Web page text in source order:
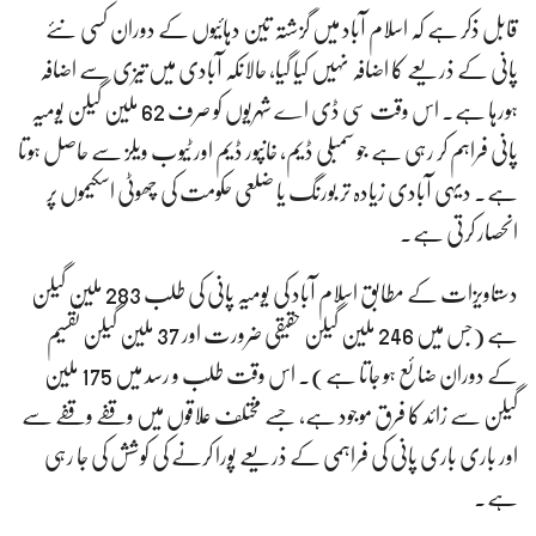
قابل ذکر ہے کہ اسلام آباد میں گزشتہ تین دہائیوں کے دوران کسی نئے
پانی کے ذریعے کا اضافہ نہیں کیا گیا، حالانکہ آبادی میں تیزی سے اضافہ
ہورہا ہے۔ اس وقت سی ڈی اے شہریوں کو صرف 62 ملین گیلن یومیہ
پانی فراہم کر رہی ہے جو سمبلی ڈیم، خانپور ڈیم اور ٹیوب ویلز سے حاصل ہوتا
ہے۔ دیہی آبادی زیادہ تر بورنگ یا ضلعی حکومت کی چھوٹی اسکیموں پر
انحصار کرتی ہے۔
دستاویزات کے مطابق اسلام آباد کی یومیہ پانی کی طلب 283 ملین گیلن
ہے (جس میں 246 ملین گیلن حقیقی ضرورت اور 37 ملین گیلن تقسیم
کے دوران ضائع ہو جاتا ہے)۔ اس وقت طلب و رسد میں 175 ملین
گیلن سے زائد کا فرق موجود ہے، جسے مختلف علاقوں میں وقفے وقفے سے
اور باری باری پانی کی فراہمی کے ذریعے پورا کرنے کی کوشش کی جا رہی
ہے۔